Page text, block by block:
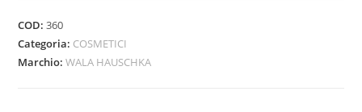
COD:360
Categoria: COSMETICI
Marchio:WALA HAUSCHKA